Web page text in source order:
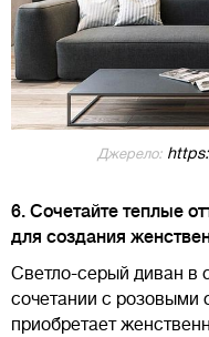
Джерело:
6. Сочетайте теплые
для создания
Светло-серый диван в
сочетании с розовыми
приобретает